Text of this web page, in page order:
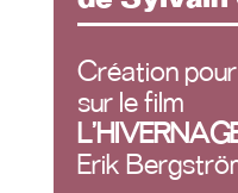
Création
sur le film
Erik